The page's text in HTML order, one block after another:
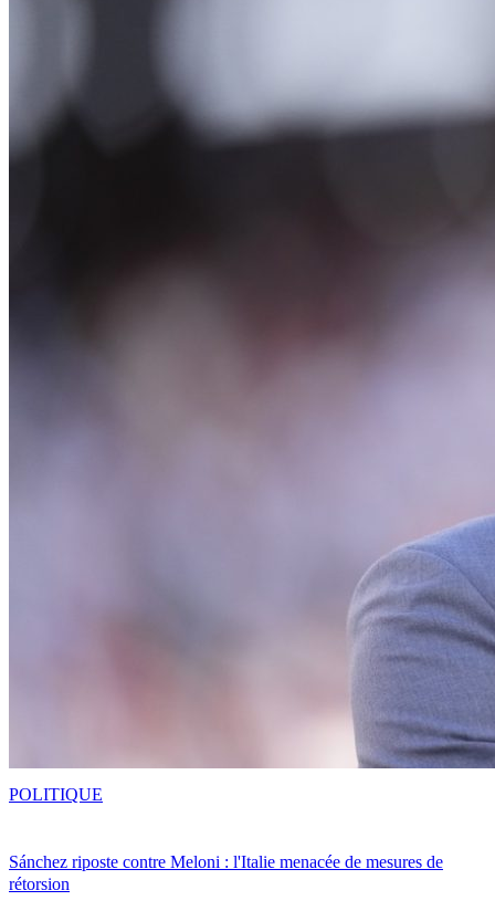
Sánchez riposte contre Meloni : l'Italie menacée de mesures de
rétorsion
POLITIQUE